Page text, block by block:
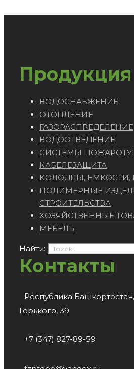
Продукция
ВОДОСНАБЖЕНИЕ
ОТОПЛЕНИЕ
ГАЗОРАСПРЕДЕЛЕНИЕ
ВОДООТВЕДЕНИЕ
СИСТЕМЫ
КАБЕЛЕЗАЩИТА
КОЛОДЦЫ, ЕМКОСТИ,
ПОЛИМЕРНЫЕ
СТРОИТЕЛЬСТВА
ХОЗЯЙСТВЕННЫЕ
МЕБЕЛЬ
Найти:
Контакты
Республика Башкортостан,
Горького, 39
+7 (347) 827-89-59